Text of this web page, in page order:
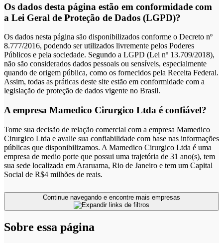
Os dados desta página estão em conformidade com
a Lei Geral de Proteção de Dados (LGPD)?
Os dados nesta página são disponibilizados conforme o Decreto nº
8.777/2016, podendo ser utilizados livremente pelos Poderes
Públicos e pela sociedade. Segundo a LGPD (Lei nº 13.709/2018),
não são considerados dados pessoais ou sensíveis, especialmente
quando de origem pública, como os fornecidos pela Receita Federal.
Assim, todas as práticas deste site estão em conformidade com a
legislação de proteção de dados vigente no Brasil.
A empresa Mamedico Cirurgico Ltda é confiável?
Tome sua decisão de relação comercial com a empresa Mamedico
Cirurgico Ltda e avalie sua confiabilidade com base nas informações
públicas que disponibilizamos. A Mamedico Cirurgico Ltda é uma
empresa de medio porte que possui uma trajetória de 31 ano(s), tem
sua sede localizada em Araruama, Rio de Janeiro e tem um Capital
Social de R$4 milhões de reais.
Sobre essa página